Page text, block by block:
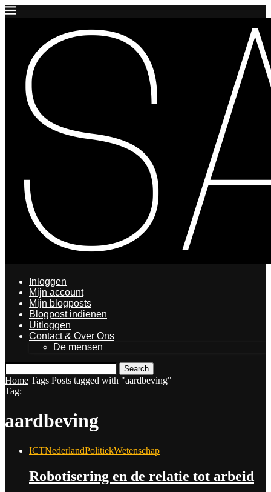
Inloggen
Mijn account
Mijn blogposts
Blogpost indienen
Uitloggen
Contact & Over Ons
De mensen
Search
Home Tags Posts tagged with "aardbeving"
Tag:
aardbeving
ICTNederlandPolitiekWetenschap
Robotisering en de relatie tot arbeid